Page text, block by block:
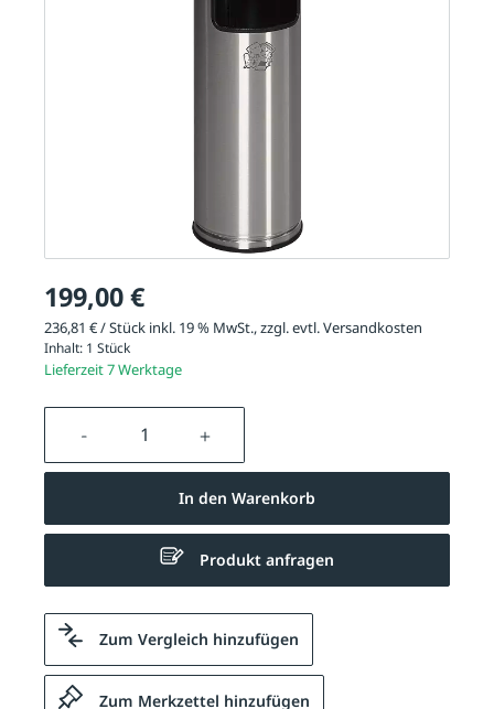
199,00 €
236,81 € / Stück inkl. 19 % MwSt., zzgl. evtl.Versandkosten
Inhalt: 1 Stück
Lieferzeit 7 Werktage
Produkt Anzahl: Gib den
In den Warenkorb
Produkt anfragen
Zum Vergleich hinzufügen
Zum Merkzettel hinzufügen